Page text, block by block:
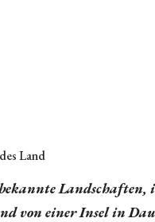
Land
von einer Insel in